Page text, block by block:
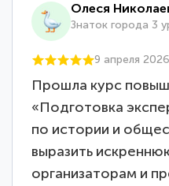
Олеся
Знаток города 3
9 апреля 2026
Прошла курс
«Подготовка
по истории и
выразить
организаторам и